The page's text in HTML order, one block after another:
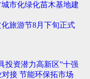
市化绿化苗木基地建
旅游节8月下旬正式
投资潜力高新区”十强
接 节能环保拓市场